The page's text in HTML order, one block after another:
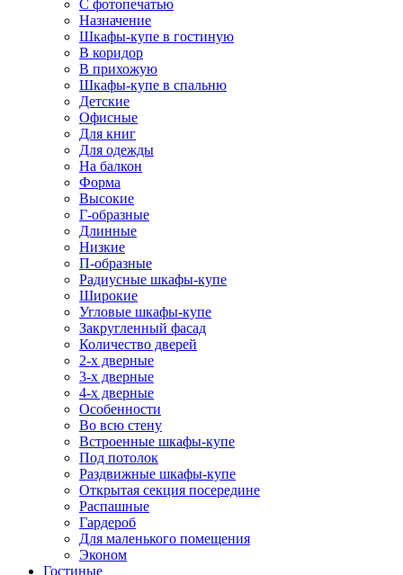
С фотопечатью
Назначение
Шкафы-купе в гостиную
В коридор
В прихожую
Шкафы-купе в спальню
Детские
Офисные
Для книг
Для одежды
На балкон
Форма
Высокие
Г-образные
Длинные
Низкие
П-образные
Радиусные шкафы-купе
Широкие
Угловые шкафы-купе
Закругленный фасад
Количество дверей
2-х дверные
3-х дверные
4-х дверные
Особенности
Во всю стену
Встроенные шкафы-купе
Под потолок
Раздвижные шкафы-купе
Открытая секция посередине
Распашные
Гардероб
Для маленького помещения
Эконом
Гостиные